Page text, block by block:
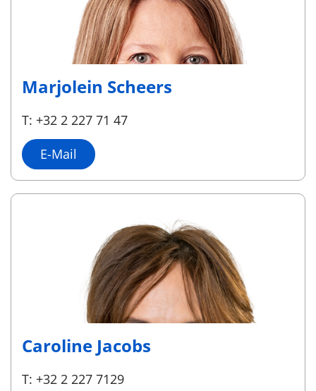
Marjolein Scheers
T: +32 2 227 71 47
E-Mail
Caroline Jacobs
T: +32 2 227 7129